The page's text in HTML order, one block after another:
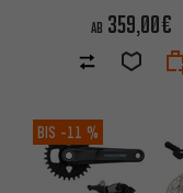
AB 359,00€
BIS -11 %